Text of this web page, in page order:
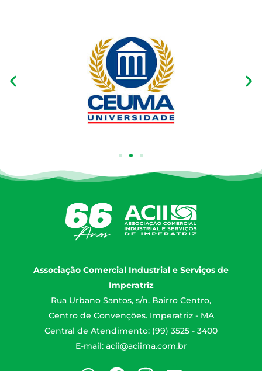
Associação Comercial Industrial e Serviços de
Imperatriz
Rua Urbano Santos, s/n. Bairro Centro,
Centro de Convenções. Imperatriz - MA
Central de Atendimento: (99) 3525 - 3400
E-mail: acii@aciima.com.br